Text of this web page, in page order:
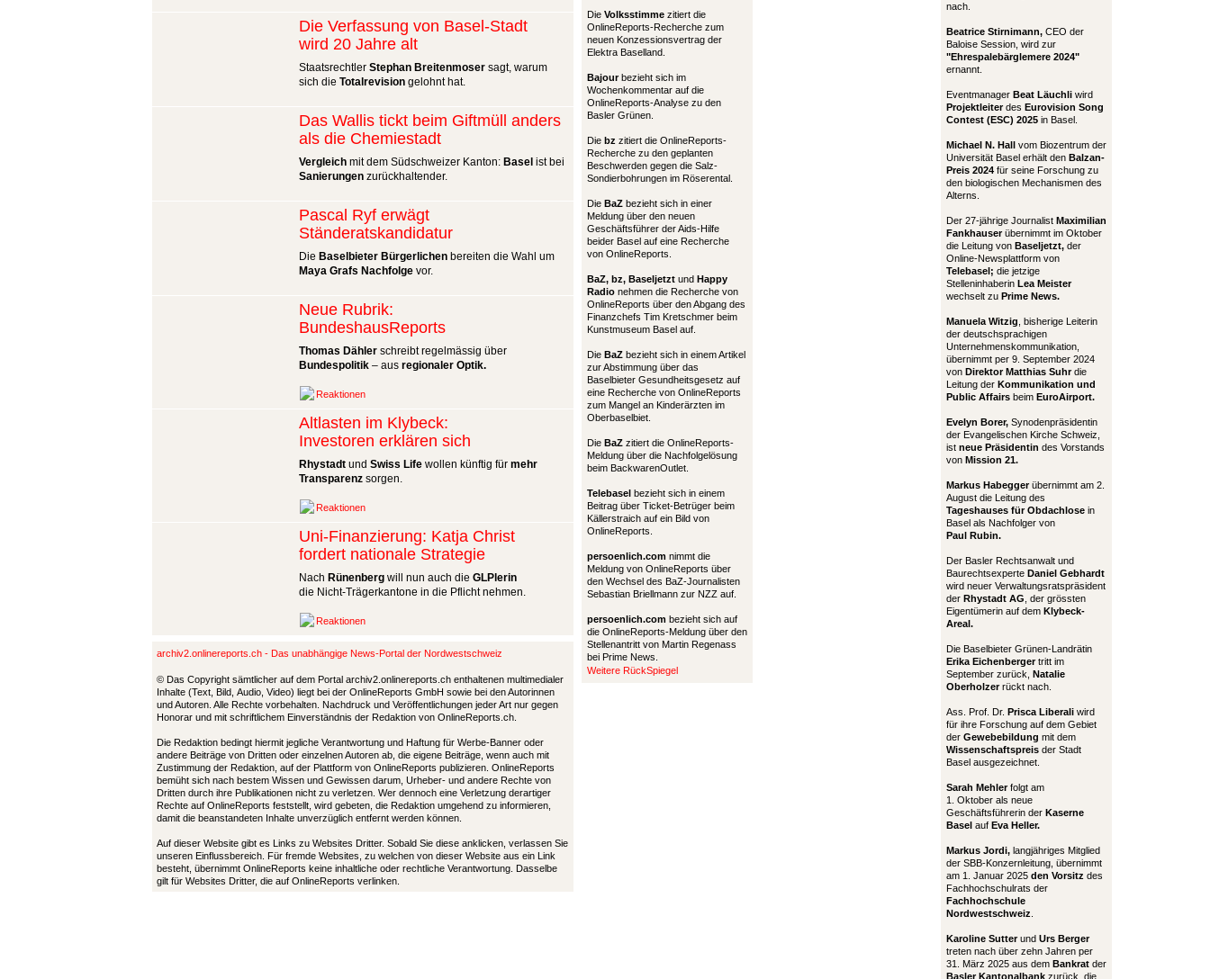
Die Verfassung von Basel-Stadt
wird 20 Jahre alt
Staatsrechtler Stephan Breitenmoser sagt, warum
sich die Totalrevision gelohnt hat.
Das Wallis tickt beim Giftmüll anders
als die Chemiestadt
Vergleich mit dem Südschweizer Kanton: Basel ist bei
Sanierungen zurückhaltender.
Pascal Ryf erwägt
Ständeratskandidatur
Die Baselbieter Bürgerlichen bereiten die Wahl um
Maya Grafs Nachfolge vor.
Neue Rubrik:
BundeshausReports
Thomas Dähler schreibt regelmässig über
Bundespolitik – aus regionaler Optik.
Reaktionen
Altlasten im Klybeck:
Investoren erklären sich
Rhystadt und Swiss Life wollen künftig für mehr
Transparenz sorgen.
Reaktionen
Uni-Finanzierung: Katja Christ
fordert nationale Strategie
Nach Rünenberg will nun auch die GLPlerin
die Nicht-Trägerkantone in die Pflicht nehmen.
Reaktionen
archiv2.onlinereports.ch - Das unabhängige News-Portal der Nordwestschweiz
© Das Copyright sämtlicher auf dem Portal archiv2.onlinereports.ch enthaltenen multimedialer
Inhalte (Text, Bild, Audio, Video) liegt bei der OnlineReports GmbH sowie bei den Autorinnen
und Autoren. Alle Rechte vorbehalten. Nachdruck und Veröffentlichungen jeder Art nur gegen
Honorar und mit schriftlichem Einverständnis der Redaktion von OnlineReports.ch.
Die Redaktion bedingt hiermit jegliche Verantwortung und Haftung für Werbe-Banner oder
andere Beiträge von Dritten oder einzelnen Autoren ab, die eigene Beiträge, wenn auch mit
Zustimmung der Redaktion, auf der Plattform von OnlineReports publizieren. OnlineReports
bemüht sich nach bestem Wissen und Gewissen darum, Urheber- und andere Rechte von
Dritten durch ihre Publikationen nicht zu verletzen. Wer dennoch eine Verletzung derartiger
Rechte auf OnlineReports feststellt, wird gebeten, die Redaktion umgehend zu informieren,
damit die beanstandeten Inhalte unverzüglich entfernt werden können.
Auf dieser Website gibt es Links zu Websites Dritter. Sobald Sie diese anklicken, verlassen Sie
unseren Einflussbereich. Für fremde Websites, zu welchen von dieser Website aus ein Link
besteht, übernimmt OnlineReports keine inhaltliche oder rechtliche Verantwortung. Dasselbe
gilt für Websites Dritter, die auf OnlineReports verlinken.
Die Volksstimme zitiert die
OnlineReports-Recherche zum
neuen Konzessionsvertrag der
Elektra Baselland.
Bajourbezieht sich im
Wochenkommentar auf die
OnlineReports-Analyse zu den
Basler Grünen.
Die bz zitiert die OnlineReports-
Recherche zu den geplanten
Beschwerden gegen die Salz-
Sondierbohrungen im Röserental.
Die BaZ bezieht sich in einer
Meldung über den neuen
Geschäftsführer der Aids-Hilfe
beider Basel auf eine Recherche
von OnlineReports.
BaZ, bz, Baseljetzt und Happy
Radio nehmen die Recherche von
OnlineReports über den Abgang des
Finanzchefs Tim Kretschmer beim
Kunstmuseum Basel auf.
Die BaZ bezieht sich in einem Artikel
zur Abstimmung über das
Baselbieter Gesundheitsgesetz auf
eine Recherche von OnlineReports
zum Mangel an Kinderärzten im
Oberbaselbiet.
Die BaZ zitiert die OnlineReports-
Meldung über die Nachfolgelösung
beim BackwarenOutlet.
Telebasel bezieht sich in einem
Beitrag über Ticket-Betrüger beim
Källerstraich auf ein Bild von
OnlineReports.
persoenlich.com nimmt die
Meldung von OnlineReports über
den Wechsel des BaZ-Journalisten
Sebastian Briellmann zur NZZ auf.
persoenlich.com bezieht sich auf
die OnlineReports-Meldung über den
Stellenantritt von Martin Regenass
bei Prime News.
Weitere RückSpiegel
nach.
Beatrice Stirnimann, CEO der
Baloise Session, wird zur
"Ehrespalebärglemere 2024"
ernannt.
Eventmanager Beat Läuchli wird
Projektleiterdes Eurovision Song
Contest (ESC) 2025 in Basel.
Michael N. Hall vom Biozentrum der
Universität Basel erhält den Balzan-
Preis 2024 für seine Forschung zu
den biologischen Mechanismen des
Alterns.
Der 27-jährige Journalist Maximilian
Fankhauserübernimmt im Oktober
die Leitung von Baseljetzt, der
Online-Newsplattform von
Telebasel; die jetzige
Stelleninhaberin Lea Meister
wechselt zu Prime News.
Manuela Witzig , bisherige Leiterin
der deutschsprachigen
Unternehmenskommunikation,
übernimmt per 9. September 2024
von Direktor Matthias Suhrdie
Leitung der Kommunikation und
Public Affairs beim EuroAirport.
Evelyn Borer, Synodenpräsidentin
der Evangelischen Kirche Schweiz,
ist neue Präsidentin des Vorstands
von Mission 21.
Markus Habeggerübernimmt am 2.
August die Leitung des
Tageshauses für Obdachlose in
Basel als Nachfolger von
Paul Rubin.
Der Basler Rechtsanwalt und
Baurechtsexperte Daniel Gebhardt
wird neuer Verwaltungsratspräsident
der Rhystadt AG , der grössten
Eigentümerin auf dem Klybeck-
Areal.
Die Baselbieter Grünen-Landrätin
Erika Eichenbergertritt im
September zurück, Natalie
Oberholzerrückt nach.
Ass. Prof. Dr. Prisca Liberali wird
für ihre Forschung auf dem Gebiet
der Gewebebildung mit dem
Wissenschaftspreis der Stadt
Basel ausgezeichnet.
Sarah Mehlerfolgt am
1. Oktober als neue
Geschäftsführerin der Kaserne
Basel auf Eva Heller.
Markus Jordi, langjähriges Mitglied
der SBB-Konzernleitung, übernimmt
am 1. Januar 2025 den Vorsitz des
Fachhochschulrats der
Fachhochschule
Nordwestschweiz
Karoline Sutterund Urs Berger
treten nach über zehn Jahren per
31. März 2025 aus dem Bankrat der
Basler Kantonalbank zurück, die